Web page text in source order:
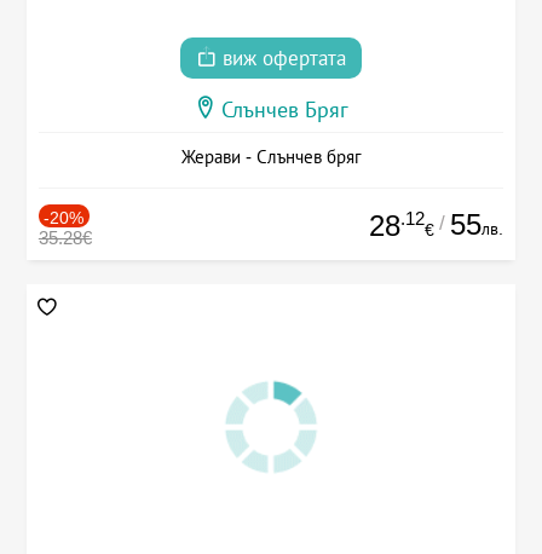
виж офертата
Слънчев Бряг
Жерави - Слънчев бряг
-20%
35.28€ 28.12
€ / 55лв.